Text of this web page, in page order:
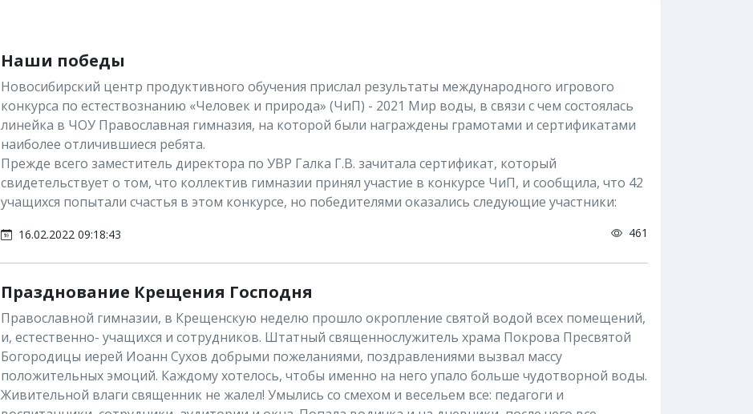
Наши победы
Новосибирский центр продуктивного обучения прислал результаты международного игрового
конкурса по естествознанию «Человек и природа» (ЧиП) - 2021 Мир воды, в связи с чем состоялась
линейка в ЧОУ Православная гимназия, на которой были награждены грамотами и сертификатами
наиболее отличившиеся ребята.
Прежде всего заместитель директора по УВР Галка Г.В. зачитала сертификат, который
свидетельствует о том, что коллектив гимназии принял участие в конкурсе ЧиП, и сообщила, что 42
учащихся попытали счастья в этом конкурсе, но победителями оказались следующие участники:
16.02.2022 09:18:43 461
Празднование Крещения Господня
Православной гимназии, в Крещенскую неделю прошло окропление святой водой всех помещений,
и, естественно- учащихся и сотрудников. Штатный священнослужитель храма Покрова Пресвятой
Богородицы иерей Иоанн Сухов добрыми пожеланиями, поздравлениями вызвал массу
положительных эмоций. Каждому хотелось, чтобы именно на него упало больше чудотворной воды.
Живительной влаги священник не жалел! Умылись со смехом и весельем все: педагоги и